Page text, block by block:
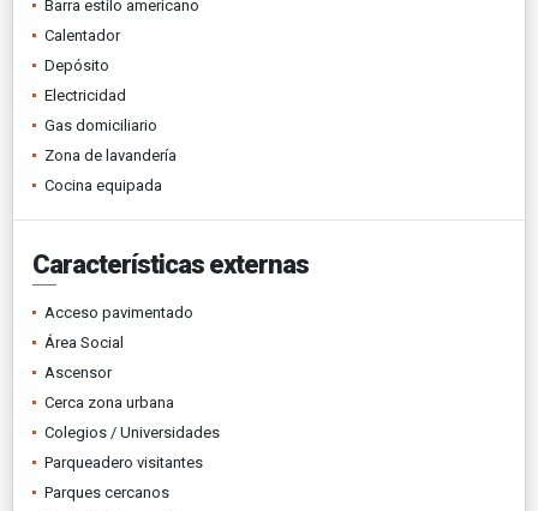
Barra estilo americano
Calentador
Depósito
Electricidad
Gas domiciliario
Zona de lavandería
Cocina equipada
Características externas
Acceso pavimentado
Área Social
Ascensor
Cerca zona urbana
Colegios / Universidades
Parqueadero visitantes
Parques cercanos